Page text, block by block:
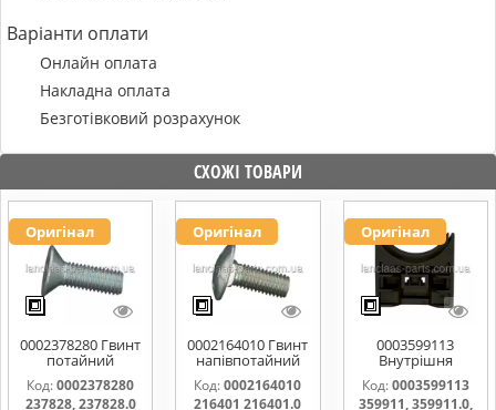
Варіанти оплати
Онлайн оплата
Накладна оплата
Безготівковий розрахунок
СХОЖІ ТОВАРИ
Оригінал
0002378280 Гвинт
потайний
M10x30 237828,
237828.0
Код:0002378280
237828, 237828.0
Оригінал
0002164010 Гвинт
напівпотайний
М10х25х20
216401 216401.0
Код: 0002164010
216401 216401.0
Оригінал
0003599113
Внутрішня
частина
підшипника
Код:0003599113
359911, 359911.0,